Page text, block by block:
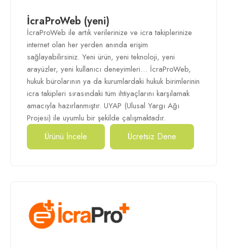
İcraProWeb (yeni)
İcraProWeb ile artık verilerinize ve icra takiplerinize
internet olan her yerden anında erişim
sağlayabilirsiniz. Yeni ürün, yeni teknoloji, yeni
arayüzler, yeni kullanıcı deneyimleri… İcraProWeb,
hukuk bürolarının ya da kurumlardaki hukuk birimlerinin
icra takipleri sırasındaki tüm ihtiyaçlarını karşılamak
amacıyla hazırlanmıştır. UYAP (Ulusal Yargı Ağı
Projesi) ile uyumlu bir şekilde çalışmaktadır.
Ürünü İncele Ücretsiz Dene